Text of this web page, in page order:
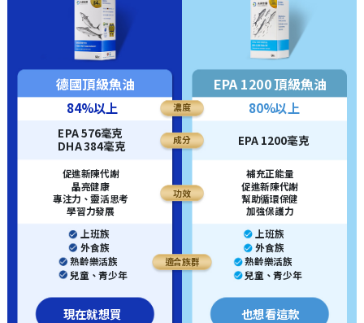
濃度
成分
功效
適合族群
德國頂級魚油
84%以上
EPA 576毫克
DHA 384毫克
促進新陳代謝
晶亮健康
專注力、靈活思考
學習力發展
外食族
上班族
熟齡樂活族
兒童、青少年
現在就想買
EPA 1200 頂級魚油
80%以上
EPA 1200毫克
補充正能量
促進新陳代謝
幫助循環保健
加強保護力
外食族
上班族
熟齡樂活族
兒童、青少年
也想看這款